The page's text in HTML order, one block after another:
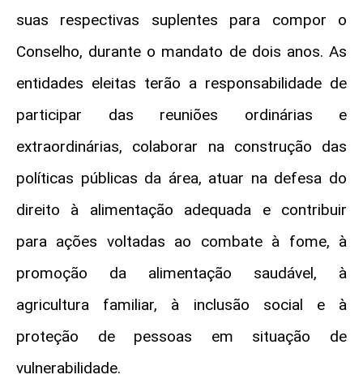
suas respectivas suplentes para compor o
Conselho, durante o mandato de dois anos. As
entidades eleitas terão a responsabilidade de
participar das reuniões ordinárias e
extraordinárias, colaborar na construção das
políticas públicas da área, atuar na defesa do
direito à alimentação adequada e contribuir
para ações voltadas ao combate à fome, à
promoção da alimentação saudável, à
agricultura familiar, à inclusão social e à
proteção de pessoas em situação de
vulnerabilidade.